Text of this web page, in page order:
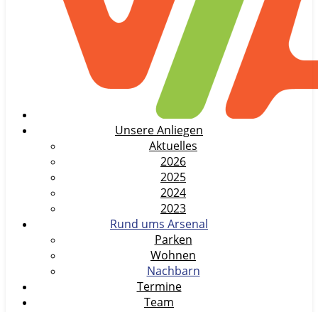
Unsere Anliegen
Aktuelles
2026
2025
2024
2023
Rund ums Arsenal
Parken
Wohnen
Nachbarn
Termine
Team